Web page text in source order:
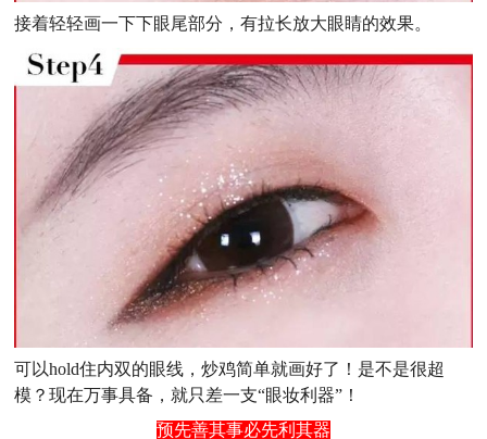
接着轻轻画一下下眼尾部分，有拉长放大眼睛的效果。
可以hold住内双的眼线，炒鸡简单就画好了！是不是很超
模？现在万事具备，就只差一支“眼妆利器”！
预先善其事必先利其器